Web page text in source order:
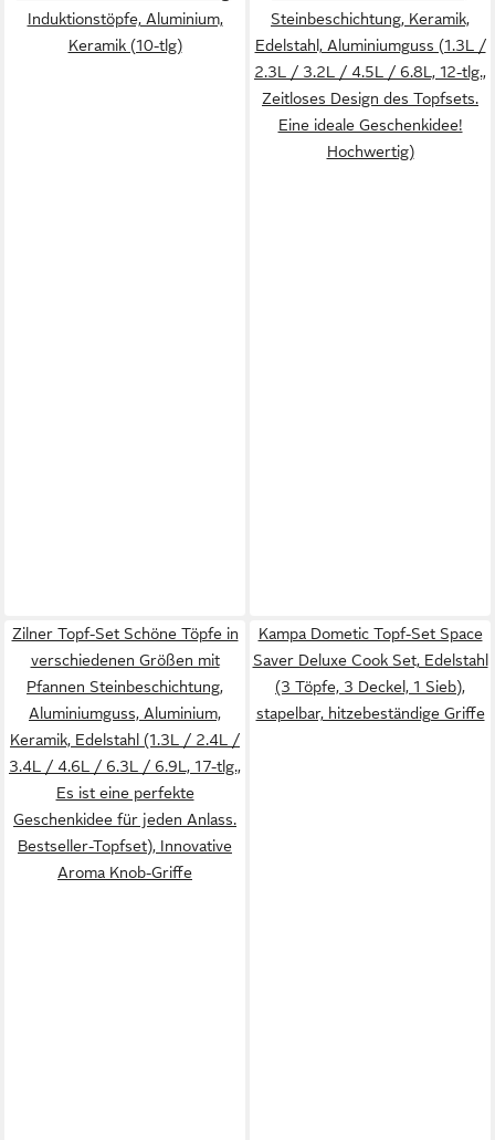
Induktionstöpfe, Aluminium,
Keramik (10-tlg)
Steinbeschichtung, Keramik,
Edelstahl, Aluminiumguss (1.3L /
2.3L / 3.2L / 4.5L / 6.8L, 12-tlg.,
Zeitloses Design des Topfsets.
Eine ideale Geschenkidee!
Hochwertig)
Zilner Topf-Set Schöne Töpfe in
verschiedenen Größen mit
Pfannen Steinbeschichtung,
Aluminiumguss, Aluminium,
Keramik, Edelstahl (1.3L / 2.4L /
3.4L / 4.6L / 6.3L / 6.9L, 17-tlg.,
Es ist eine perfekte
Geschenkidee für jeden Anlass.
Bestseller-Topfset), Innovative
Aroma Knob-Griffe
Kampa Dometic Topf-Set Space
Saver Deluxe Cook Set, Edelstahl
(3 Töpfe, 3 Deckel, 1 Sieb),
stapelbar, hitzebeständige Griffe